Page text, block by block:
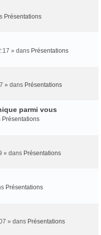
Présentations
» dans Présentations
» dans Présentations
parmi vous
Présentations
» dans Présentations
Présentations
» dans Présentations